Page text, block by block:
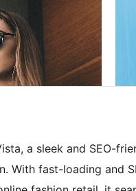
a sleek and SEO-
With fast-loading and